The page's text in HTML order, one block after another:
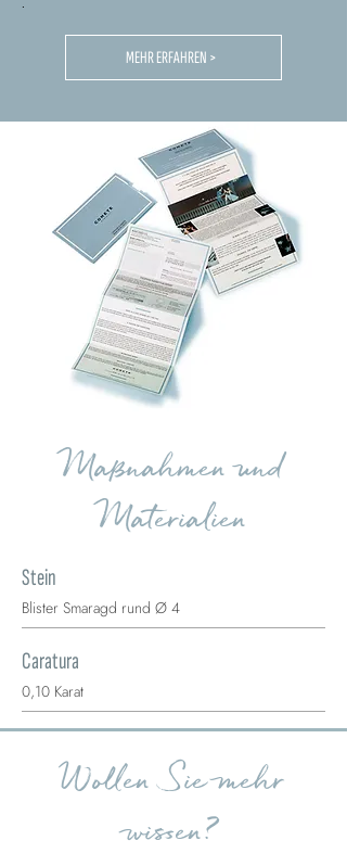
MEHR ERFAHREN >
Maßnahmen und
Materialien
Stein
Blister Smaragd rund Ø 4
Caratura
0,10 Karat
Wollen Sie mehr
wissen?